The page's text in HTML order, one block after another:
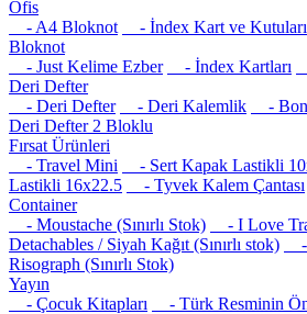
Ofis
- A4 Bloknot
- İndex Kart ve Kutuları
Bloknot
- Just Kelime Ezber
- İndex Kartları
Deri Defter
- Deri Defter
- Deri Kalemlik -
Deri Defter 2 Bloklu
Fırsat Ürünleri
- Travel Mini
- Sert Kapak Lastikli
Lastikli 16x22.5
- Tyvek Kalem Çantası
Container
- Moustache (Sınırlı Stok)
- I Love
Detachables / Siyah Kağıt (Sınırlı stok)
-
Risograph (Sınırlı Stok)
Yayın
- Çocuk Kitapları
- Türk Resminin